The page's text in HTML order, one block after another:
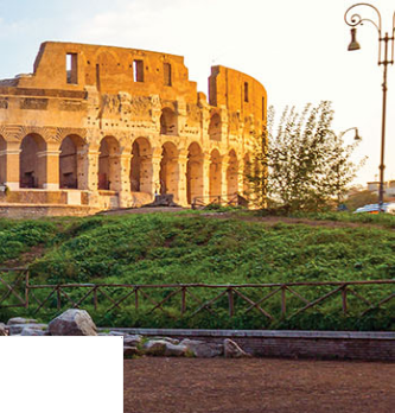
Rome (IT)
de Montréal (CA)